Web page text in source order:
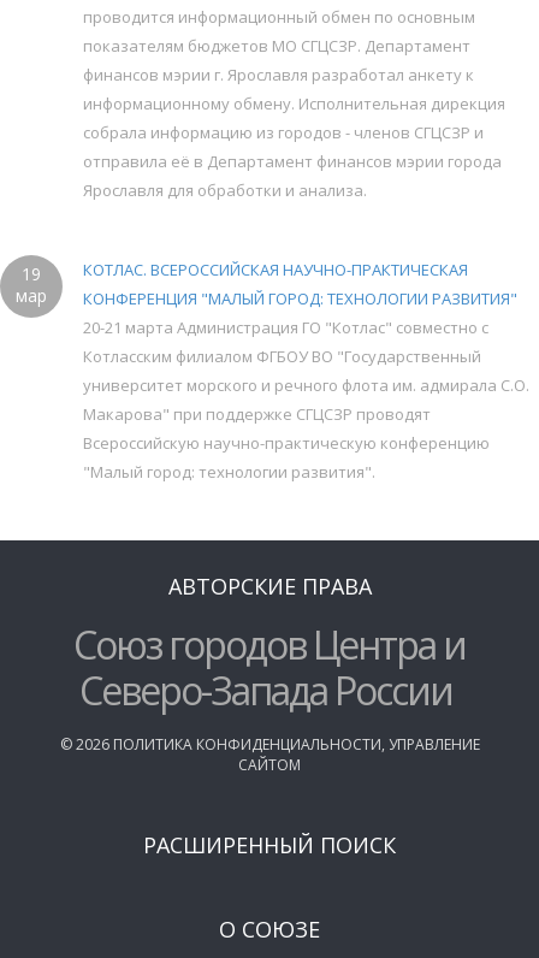
проводится информационный обмен по основным
показателям бюджетов МО СГЦСЗР. Департамент
финансов мэрии г. Ярославля разработал анкету к
информационному обмену. Исполнительная дирекция
собрала информацию из городов - членов СГЦСЗР и
отправила её в Департамент финансов мэрии города
Ярославля для обработки и анализа.
19
мар
КОТЛАС. ВСЕРОССИЙСКАЯ НАУЧНО-ПРАКТИЧЕСКАЯ
КОНФЕРЕНЦИЯ "МАЛЫЙ ГОРОД: ТЕХНОЛОГИИ РАЗВИТИЯ"
20-21 марта Администрация ГО "Котлас" совместно с
Котласским филиалом ФГБОУ ВО "Государственный
университет морского и речного флота им. адмирала С.О.
Макарова" при поддержке СГЦСЗР проводят
Всероссийскую научно-практическую конференцию
"Малый город: технологии развития".
АВТОРСКИЕ ПРАВА
Союз городов Центра и
Северо-Запада России
©2026 ПОЛИТИКА КОНФИДЕНЦИАЛЬНОСТИ, УПРАВЛЕНИЕ
САЙТОМ
РАСШИРЕННЫЙ ПОИСК
О СОЮЗЕ